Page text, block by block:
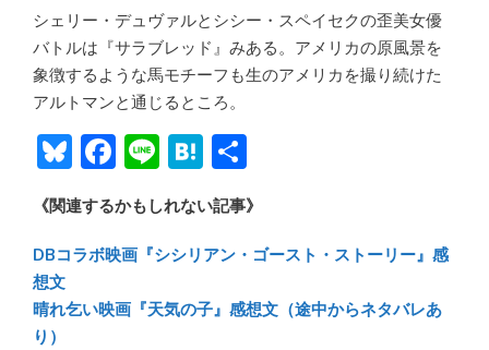
シェリー・デュヴァルとシシー・スペイセクの歪美女優
バトルは『サラブレッド』みある。アメリカの原風景を
象徴するような馬モチーフも生のアメリカを撮り続けた
アルトマンと通じるところ。
Bl
u
e
sk
y
F
ac
e
b
o
ok
Li
n
e
H
at
e
n
a
有
《関連するかもしれない記事》
DBコラボ映画『シシリアン・ゴースト・ストーリー』感
想文
晴れ乞い映画『天気の子』感想文（途中からネタバレあ
り）